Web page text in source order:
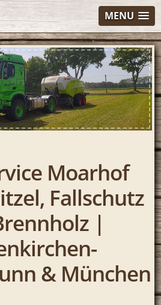
MENU
Moarhof
Fallschutz
|
& München